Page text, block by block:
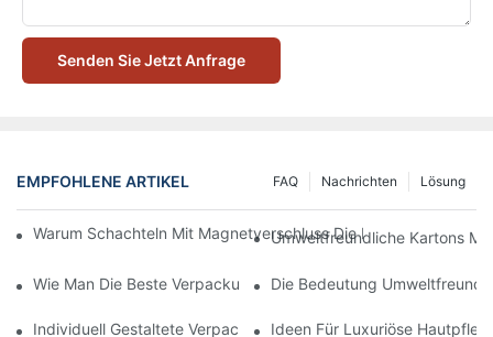
Senden Sie Jetzt Anfrage
EMPFOHLENE ARTIKEL Lösung
Nachrichten
FAQ
Warum Schachteln Mit Magnetverschluss Die Beste Wahl Für
Umweltfreundliche Kartons
Wie Man Die Beste Verpackung Für Hautpflegeprodukte Zum
Die Bedeutung
Individuell Gestaltete Verpackungen Für Hautpflegeprodukte,
Ideen Für Luxuriöse